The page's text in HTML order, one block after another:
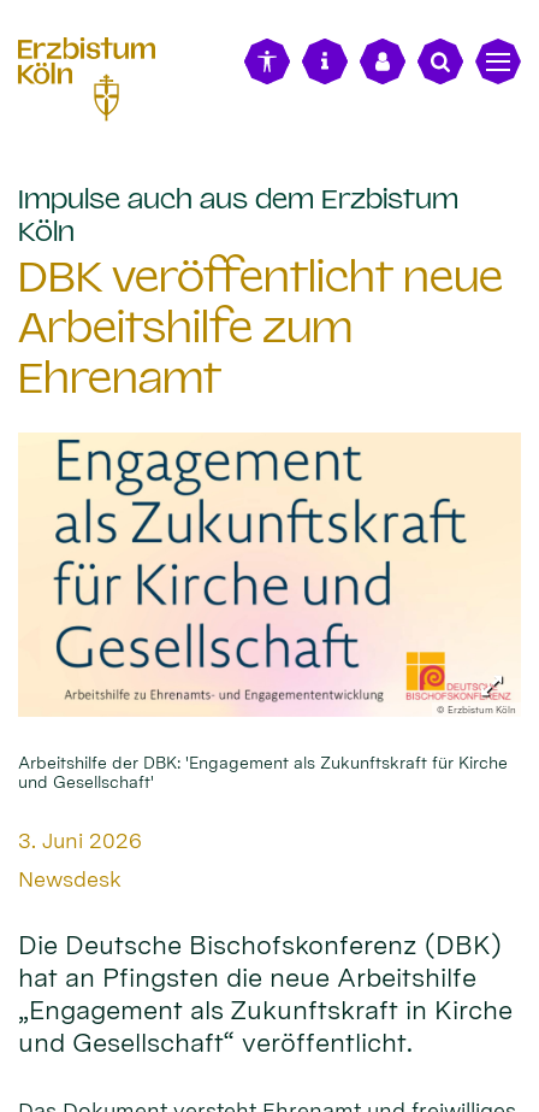
Impulse auch aus dem Erzbistum
Köln
DBK veröffentlicht neue
Arbeitshilfe zum
Ehrenamt
© Erzbistum Köln
Arbeitshilfe der DBK: 'Engagement als Zukunftskraft für Kirche
und Gesellschaft'
Datum:
3. Juni 2026
Von:
Newsdesk
Die Deutsche Bischofskonferenz (DBK)
hat an Pfingsten die neue Arbeitshilfe
„Engagement als Zukunftskraft in Kirche
und Gesellschaft“ veröffentlicht.